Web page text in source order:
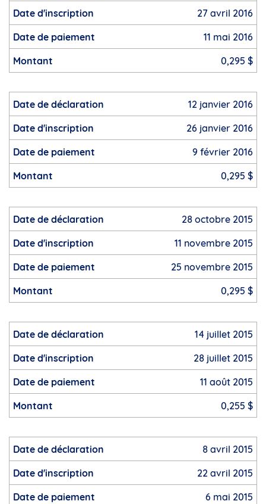
27 avril 2016
11 mai 2016
0,295 $
12 janvier 2016
26 janvier 2016
9 février 2016
0,295 $
28 octobre 2015
11 novembre 2015
25 novembre 2015
0,295 $
14 juillet 2015
28 juillet 2015
11 août 2015
0,255 $
8 avril 2015
22 avril 2015
6 mai 2015